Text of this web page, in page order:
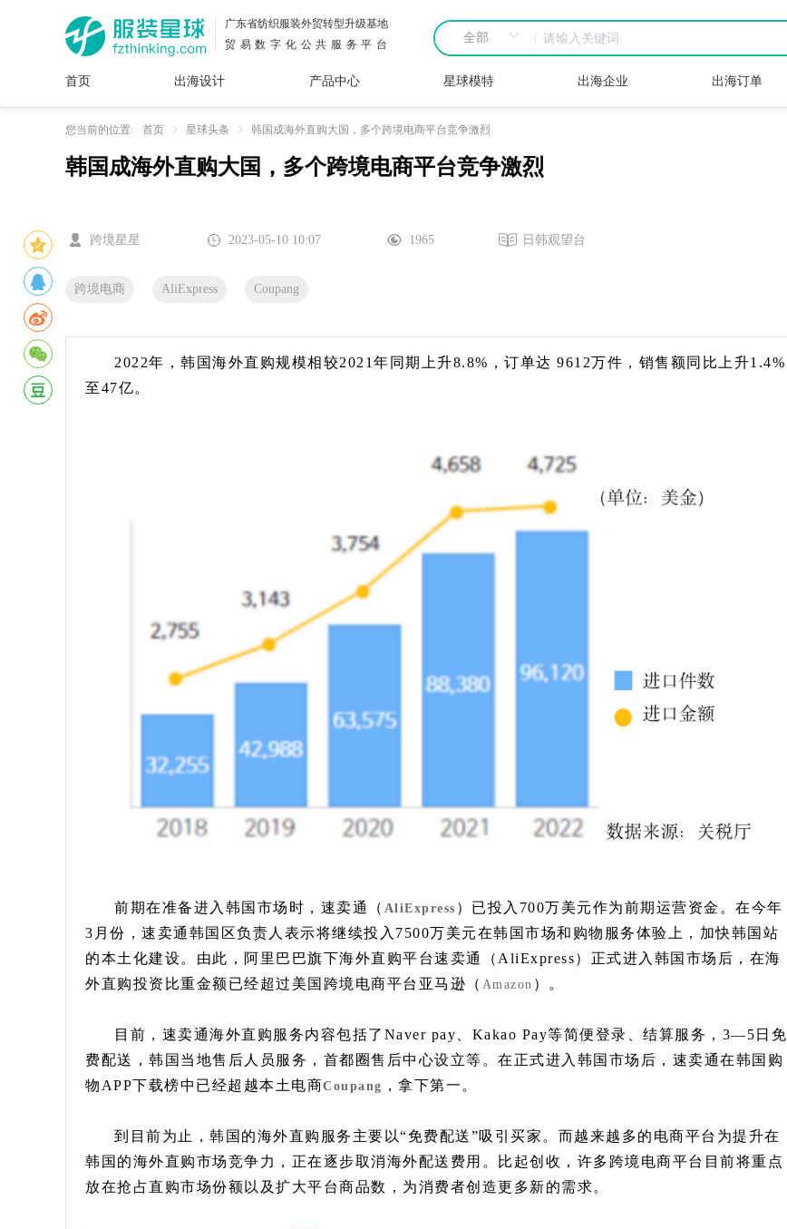
广东省纺织服装外贸转型升级基地
贸易数字化公共服务平台
首页 出海设计
面料
花型
插画
图案
服装
设计
产品中心
女装
内衣
男装
运动
服
童装
牛仔
服装
星球模特 出海企业 出海订单
您当前的位置: 首页 星球头条 韩国成海外直购大国，多个跨境电商平台竞争激烈
韩国成海外直购大国，多个跨境电商平台竞争激烈
跨境星星 2023-05-10 10:07 1965 日韩观望台
跨境电商 AliExpress Coupang
2022年，韩国海外直购规模相较2021年同期上升8.8%，订单达 9612万件，销售额同比上升1.4%
至47亿。
前期在准备进入韩国市场时，速卖通（ AliExpress ）已投入700万美元作为前期运营资金。在今年
3月份，速卖通韩国区负责人表示将继续投入7500万美元在韩国市场和购物服务体验上，加快韩国站
的本土化建设。由此，阿里巴巴旗下海外直购平台速卖通（AliExpress）正式进入韩国市场后，在海
外直购投资比重金额已经超过美国跨境电商平台亚马逊（ Amazon ）。
目前，速卖通海外直购服务内容包括了Naver pay、Kakao Pay等简便登录、结算服务，3—5日免
费配送，韩国当地售后人员服务，首都圈售后中心设立等。在正式进入韩国市场后，速卖通在韩国购
物APP下载榜中已经超越本土电商Coupang ，拿下第一。
到目前为止，韩国的海外直购服务主要以“免费配送”吸引买家。而越来越多的电商平台为提升在
韩国的海外直购市场竞争力，正在逐步取消海外配送费用。比起创收，许多跨境电商平台目前将重点
放在抢占直购市场份额以及扩大平台商品数，为消费者创造更多新的需求。